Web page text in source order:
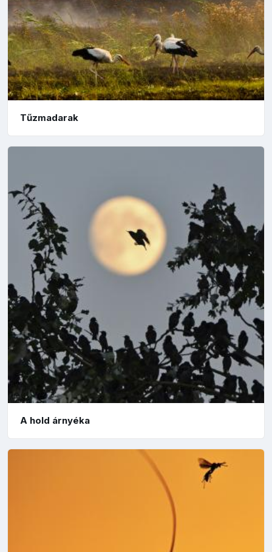
Tűzmadarak
A hold árnyéka